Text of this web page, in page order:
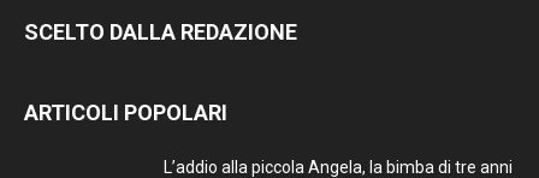
SCELTO DALLA REDAZIONE
ARTICOLI POPOLARI
L’addio alla piccola Angela, la bimba di tre anni